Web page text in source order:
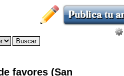
favores (San